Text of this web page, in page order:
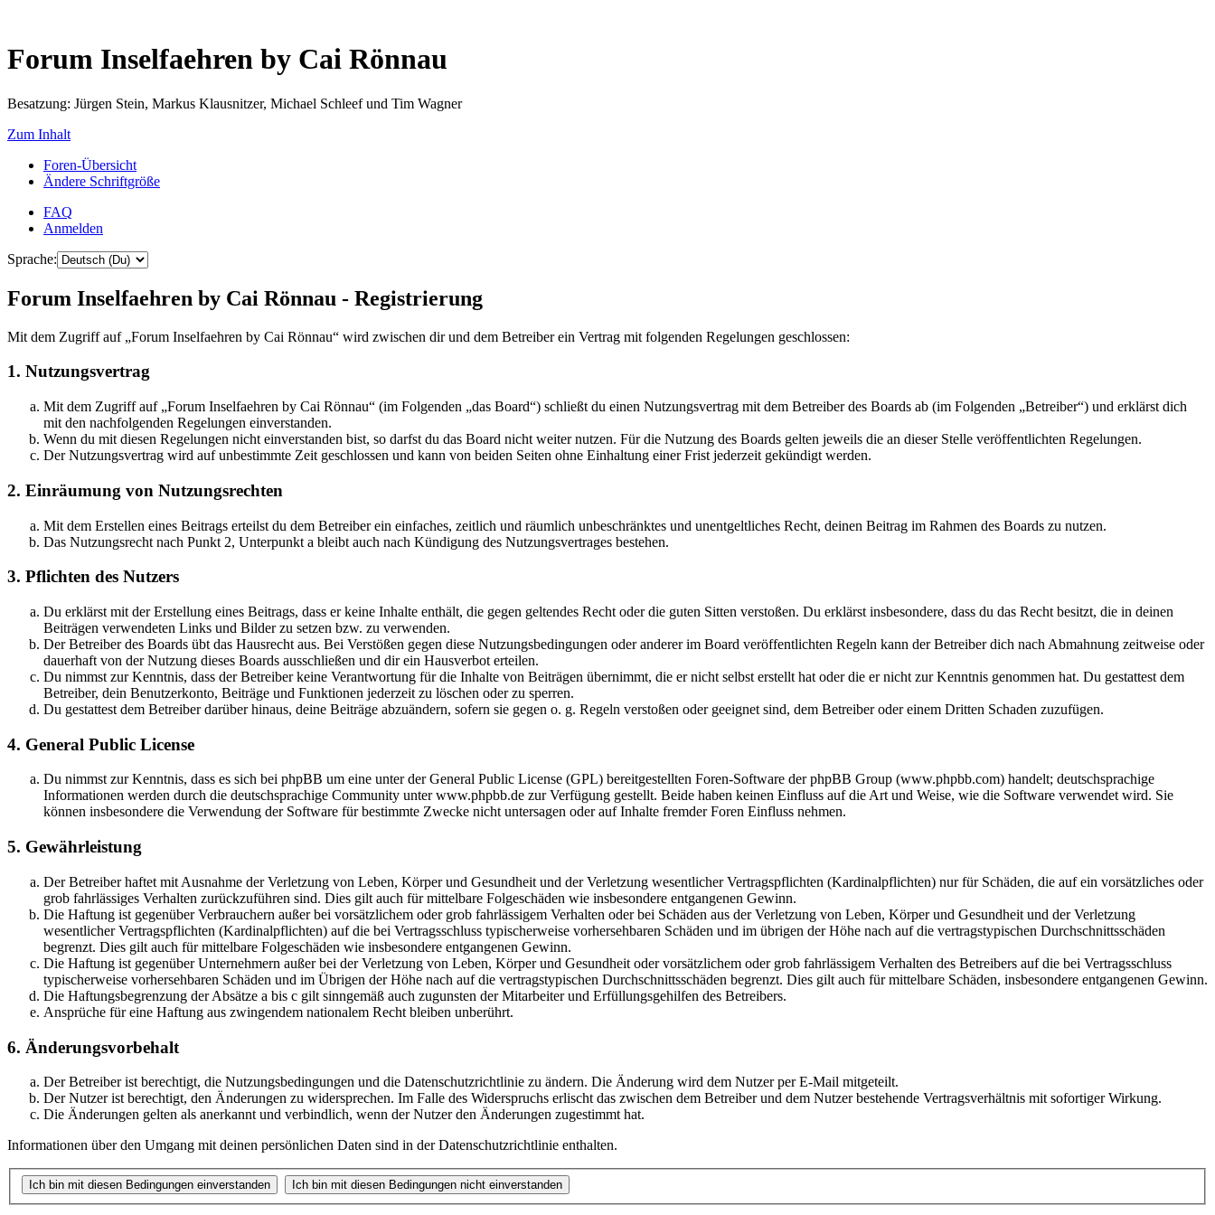
Forum Inselfaehren by Cai Rönnau
Besatzung: Jürgen Stein, Markus Klausnitzer, Michael Schleef und Tim Wagner
Zum Inhalt
Foren-Übersicht
Ändere Schriftgröße
FAQ
Anmelden
Sprache:
Forum Inselfaehren by Cai Rönnau - Registrierung
Mit dem Zugriff auf „Forum Inselfaehren by Cai Rönnau“ wird zwischen dir und dem Betreiber ein Vertrag mit folgenden Regelungen geschlossen:
1. Nutzungsvertrag
Mit dem Zugriff auf „Forum Inselfaehren by Cai Rönnau“ (im Folgenden „das Board“) schließt du einen Nutzungsvertrag mit dem Betreiber des Boards ab (im Folgenden „Betreiber“) und erklärst dich
mit den nachfolgenden Regelungen einverstanden.
Wenn du mit diesen Regelungen nicht einverstanden bist, so darfst du das Board nicht weiter nutzen. Für die Nutzung des Boards gelten jeweils die an dieser Stelle veröffentlichten Regelungen.
Der Nutzungsvertrag wird auf unbestimmte Zeit geschlossen und kann von beiden Seiten ohne Einhaltung einer Frist jederzeit gekündigt werden.
2. Einräumung von Nutzungsrechten
Mit dem Erstellen eines Beitrags erteilst du dem Betreiber ein einfaches, zeitlich und räumlich unbeschränktes und unentgeltliches Recht, deinen Beitrag im Rahmen des Boards zu nutzen.
Das Nutzungsrecht nach Punkt 2, Unterpunkt a bleibt auch nach Kündigung des Nutzungsvertrages bestehen.
3. Pflichten des Nutzers
Du erklärst mit der Erstellung eines Beitrags, dass er keine Inhalte enthält, die gegen geltendes Recht oder die guten Sitten verstoßen. Du erklärst insbesondere, dass du das Recht besitzt, die in deinen
Beiträgen verwendeten Links und Bilder zu setzen bzw. zu verwenden.
Der Betreiber des Boards übt das Hausrecht aus. Bei Verstößen gegen diese Nutzungsbedingungen oder anderer im Board veröffentlichten Regeln kann der Betreiber dich nach Abmahnung zeitweise oder
dauerhaft von der Nutzung dieses Boards ausschließen und dir ein Hausverbot erteilen.
Du nimmst zur Kenntnis, dass der Betreiber keine Verantwortung für die Inhalte von Beiträgen übernimmt, die er nicht selbst erstellt hat oder die er nicht zur Kenntnis genommen hat. Du gestattest dem
Betreiber, dein Benutzerkonto, Beiträge und Funktionen jederzeit zu löschen oder zu sperren.
Du gestattest dem Betreiber darüber hinaus, deine Beiträge abzuändern, sofern sie gegen o. g. Regeln verstoßen oder geeignet sind, dem Betreiber oder einem Dritten Schaden zuzufügen.
4. General Public License
Du nimmst zur Kenntnis, dass es sich bei phpBB um eine unter der General Public License (GPL) bereitgestellten Foren-Software der phpBB Group (www.phpbb.com) handelt; deutschsprachige
Informationen werden durch die deutschsprachige Community unter www.phpbb.de zur Verfügung gestellt. Beide haben keinen Einfluss auf die Art und Weise, wie die Software verwendet wird. Sie
können insbesondere die Verwendung der Software für bestimmte Zwecke nicht untersagen oder auf Inhalte fremder Foren Einfluss nehmen.
5. Gewährleistung
Der Betreiber haftet mit Ausnahme der Verletzung von Leben, Körper und Gesundheit und der Verletzung wesentlicher Vertragspflichten (Kardinalpflichten) nur für Schäden, die auf ein vorsätzliches oder
grob fahrlässiges Verhalten zurückzuführen sind. Dies gilt auch für mittelbare Folgeschäden wie insbesondere entgangenen Gewinn.
Die Haftung ist gegenüber Verbrauchern außer bei vorsätzlichem oder grob fahrlässigem Verhalten oder bei Schäden aus der Verletzung von Leben, Körper und Gesundheit und der Verletzung
wesentlicher Vertragspflichten (Kardinalpflichten) auf die bei Vertragsschluss typischerweise vorhersehbaren Schäden und im übrigen der Höhe nach auf die vertragstypischen Durchschnittsschäden
begrenzt. Dies gilt auch für mittelbare Folgeschäden wie insbesondere entgangenen Gewinn.
Die Haftung ist gegenüber Unternehmern außer bei der Verletzung von Leben, Körper und Gesundheit oder vorsätzlichem oder grob fahrlässigem Verhalten des Betreibers auf die bei Vertragsschluss
typischerweise vorhersehbaren Schäden und im Übrigen der Höhe nach auf die vertragstypischen Durchschnittsschäden begrenzt. Dies gilt auch für mittelbare Schäden, insbesondere entgangenen Gewinn.
Die Haftungsbegrenzung der Absätze a bis c gilt sinngemäß auch zugunsten der Mitarbeiter und Erfüllungsgehilfen des Betreibers.
Ansprüche für eine Haftung aus zwingendem nationalem Recht bleiben unberührt.
6. Änderungsvorbehalt
Der Betreiber ist berechtigt, die Nutzungsbedingungen und die Datenschutzrichtlinie zu ändern. Die Änderung wird dem Nutzer per E-Mail mitgeteilt.
Der Nutzer ist berechtigt, den Änderungen zu widersprechen. Im Falle des Widerspruchs erlischt das zwischen dem Betreiber und dem Nutzer bestehende Vertragsverhältnis mit sofortiger Wirkung.
Die Änderungen gelten als anerkannt und verbindlich, wenn der Nutzer den Änderungen zugestimmt hat.
Informationen über den Umgang mit deinen persönlichen Daten sind in der Datenschutzrichtlinie enthalten.